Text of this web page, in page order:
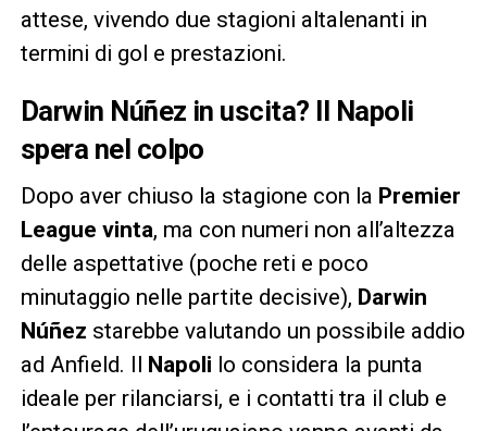
attese, vivendo due stagioni altalenanti in
termini di gol e prestazioni.
Darwin Núñez in uscita? Il Napoli
spera nel colpo
Dopo aver chiuso la stagione con la Premier
League vinta, ma con numeri non all’altezza
delle aspettative (poche reti e poco
minutaggio nelle partite decisive), Darwin
Núñez starebbe valutando un possibile addio
ad Anfield. Il Napoli lo considera la punta
ideale per rilanciarsi, e i contatti tra il club e